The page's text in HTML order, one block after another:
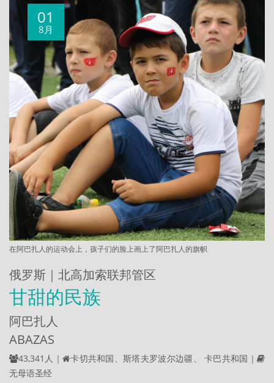
在阿巴扎人的运动会上，孩子们的脸上画上了阿巴扎人的旗帜
俄罗斯｜北高加索联邦管区
甘甜的民族
阿巴扎人
ABAZAS
43,341人｜
卡切共和国、斯塔夫罗波尔边疆、 卡巴共和国｜
无母语圣经
01
8月